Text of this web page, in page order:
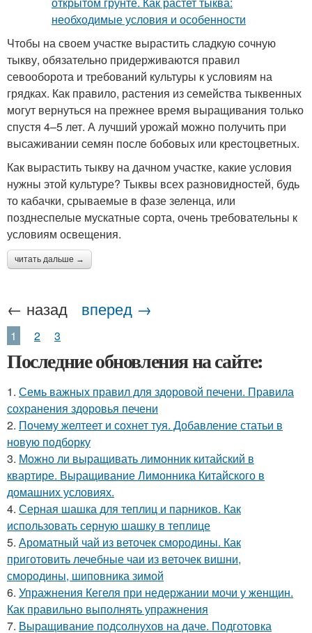
Чтобы на своем участке вырастить сладкую сочную
тыкву, обязательно придерживаются правил
севооборота и требований культуры к условиям на
грядках. Как правило, растения из семейства тыквенных
могут вернуться на прежнее время выращивания только
спустя 4–5 лет. А лучший урожай можно получить при
высаживании семян после бобовых или крестоцветных.
Как вырастить тыкву на дачном участке, какие условия
нужны этой культуре? Тыквы всех разновидностей, будь
то кабачки, срываемые в фазе зеленца, или
позднеспелые мускатные сорта, очень требовательны к
условиям освещения.
читать дальше →
← назад вперед →
1 2 3
Последние обновления на сайте:
1. Семь важных правил для здоровой печени. Правила
сохранения здоровья печени
2. Почему желтеет и сохнет туя. Добавление статьи в
новую подборку
3. Можно ли выращивать лимонник китайский в
квартире. Выращивание Лимонника Китайского в
домашних условиях.
4. Серная шашка для теплиц и парников. Как
использовать серную шашку в теплице
5. Ароматный чай из веточек смородины. Как
приготовить лечебные чаи из веточек вишни,
смородины, шиповника зимой
6. Упражнения Кегеля при недержании мочи у женщин.
Как правильно выполнять упражнения
7. Выращивание подсолнухов на даче. Подготовка